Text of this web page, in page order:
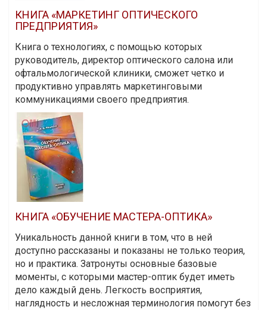
КНИГА «МАРКЕТИНГ ОПТИЧЕСКОГО
ПРЕДПРИЯТИЯ»
Книга о технологиях, с помощью которых
руководитель, директор оптического салона или
офтальмологической клиники, сможет четко и
продуктивно управлять маркетинговыми
коммуникациями своего предприятия.
КНИГА «ОБУЧЕНИЕ МАСТЕРА-ОПТИКА»
Уникальность данной книги в том, что в ней
доступно рассказаны и показаны не только теория,
но и практика. Затронуты основные базовые
моменты, с которыми мастер-оптик будет иметь
дело каждый день. Легкость восприятия,
наглядность и несложная терминология помогут без